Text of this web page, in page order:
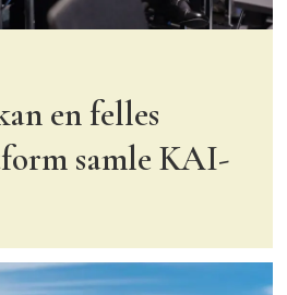
en felles
samle KAI-